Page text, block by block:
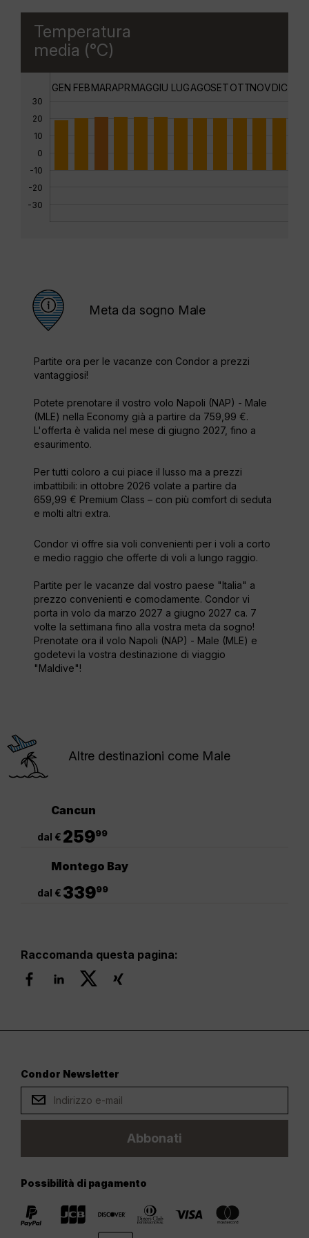
Temperatura
media (°C)
30
20
10
0
-10
-20
-30
GEN FEBMARAPRMAGGIU LUGAGOSETOTTNOVDIC
Meta da sogno Male
Partite ora per le vacanze con Condor a prezzi
vantaggiosi!
Potete prenotare il vostro volo Napoli (NAP) - Male
(MLE) nella Economy già a partire da 759,99 €.
L'offerta è valida nel mese di giugno 2027, fino a
esaurimento.
Per tutti coloro a cui piace il lusso ma a prezzi
imbattibili: in ottobre 2026 volate a partire da
659,99 € Premium Class – con più comfort di seduta
e molti altri extra.
Condor vi offre sia voli convenienti per i voli a corto
e medio raggio che offerte di voli a lungo raggio.
Partite per le vacanze dal vostro paese "Italia" a
prezzo convenienti e comodamente. Condor vi
porta in volo da marzo 2027 a giugno 2027 ca. 7
volte la settimana fino alla vostra meta da sogno!
Prenotate ora il volo Napoli (NAP) - Male (MLE) e
godetevi la vostra destinazione di viaggio
"Maldive"!
Altre destinazioni come Male
Cancun
dal € 25999
Montego Bay
dal € 33999
Raccomanda questa pagina:
Condor Newsletter
Abbonati
Possibilità di pagamento